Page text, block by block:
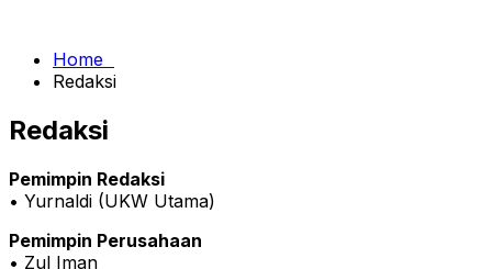
Home
Redaksi
Redaksi
Pemimpin Redaksi
• Yurnaldi (UKW Utama)
Pemimpin Perusahaan
• Zul Iman